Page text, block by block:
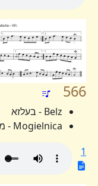
566
Belz - בעלזא
Mogielnica - מאגלניצא